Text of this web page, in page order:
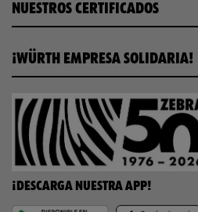
NUESTROS CERTIFICADOS
¡WÜRTH EMPRESA SOLIDARIA!
¡DESCARGA NUESTRA APP!